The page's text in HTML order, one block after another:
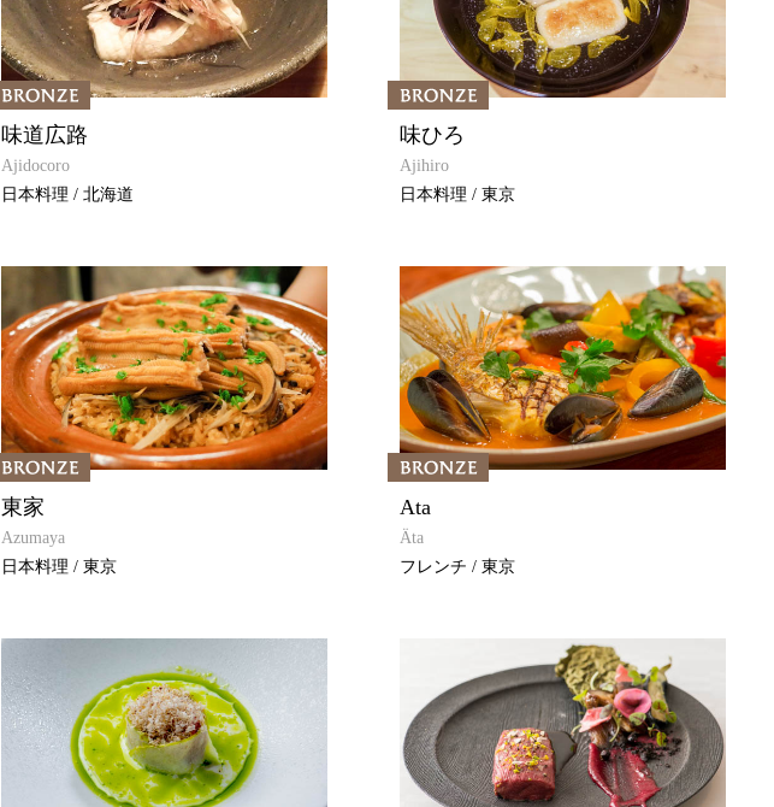
味道広路
Ajidocoro
日本料理 / 北海道
味ひろ
Ajihiro
日本料理 / 東京
東家
Azumaya
日本料理 / 東京
Ata
Äta
フレンチ / 東京